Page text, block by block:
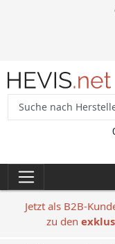
Jetzt als B2B-
zu den